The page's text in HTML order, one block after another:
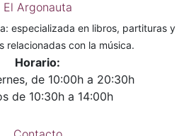
El Argonauta
especializada en libros, partituras y
relacionadas con la música.
Horario:
de 10:00h a 20:30h
de 10:30h a 14:00h